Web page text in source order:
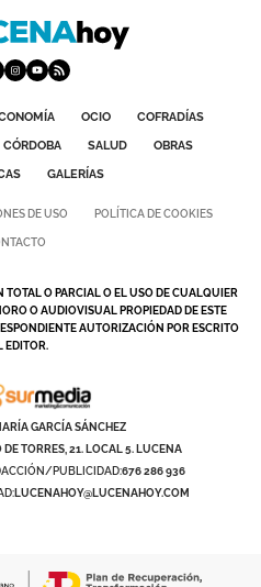
OCIO
COFRADÍAS
CÓRDOBA SALUD
OBRAS
GALERÍAS
DE USO POLÍTICA DE COOKIES
O PARCIAL O EL USO DE CUALQUIER
O AUDIOVISUAL PROPIEDAD DE ESTE
AUTORIZACIÓN POR ESCRITO
EDITOR.
GARCÍA SÁNCHEZ
TORRES, 21. LOCAL 5. LUCENA
PUBLICIDAD:676 286 936
LUCENAHOY@LUCENAHOY.COM